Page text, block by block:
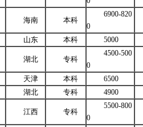
海南 本科
6900-820
0
山东 本科 5000
湖北 专科
4500-500
0
天津 本科
6500
湖北 专科 4900
江西 专科
5500-800
0